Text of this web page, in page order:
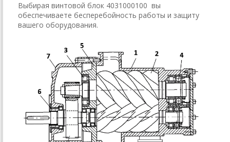
Выбирая винтовой блок 4031000100 вы
обеспечиваете бесперебойность работы и защиту
вашего оборудования.